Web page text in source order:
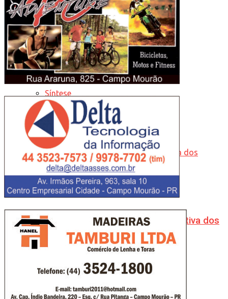
Tudo
Cata-Vento
Editorial
Síntese
Tristeza da Foto
Captamos somente celulares na coletiva dos
políticos!